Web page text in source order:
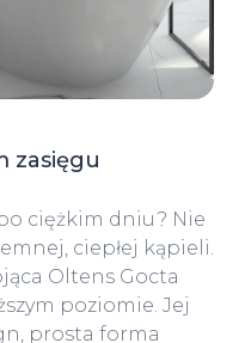
zasięgu
ciężkim dniu? Nie
ciepłej kąpieli.
Oltens Gocta
poziomie. Jej
prosta forma